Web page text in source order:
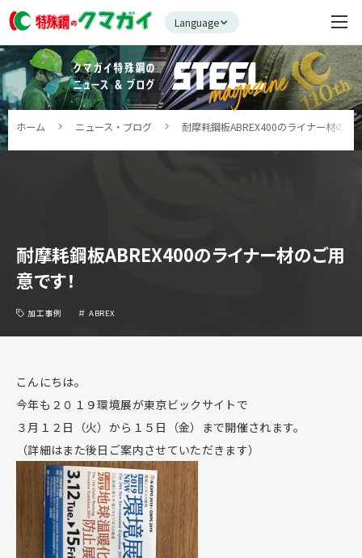
Language
ホーム ニュース・ブログ 耐摩耗鋼板ABREX400のライナー材のご
耐摩耗鋼板ABREX400のライナー材のご用
意です！
加工事例 ABREX
こんにちは。
今年も２０１９環境展が東京ビックサイトで
３月１２日（火）から１５日（金）まで開催されます。
（詳細はまた後日ご案内させていただきます）